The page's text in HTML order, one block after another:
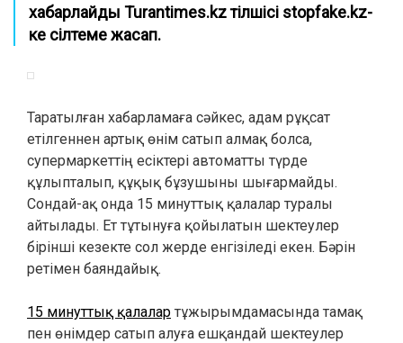
хабарлайды Turantimes.kz тілшісі stopfake.kz-
ке сілтеме жасап.
Таратылған хабарламаға сәйкес, адам рұқсат
етілгеннен артық өнім сатып алмақ болса,
супермаркеттің есіктері автоматты түрде
құлыпталып, құқық бұзушыны шығармайды.
Сондай-ақ онда 15 минуттық қалалар туралы
айтылады. Ет тұтынуға қойылатын шектеулер
бірінші кезекте сол жерде енгізіледі екен. Бәрін
ретімен баяндайық.
15 минуттық қалалар тұжырымдамасында тамақ
пен өнімдер сатып алуға ешқандай шектеулер